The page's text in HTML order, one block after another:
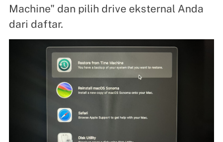
Machine" dan pilih drive eksternal Anda
dari daftar.